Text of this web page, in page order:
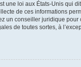
une loi aux États-Unis qui
de ces informations
un conseiller juridique
de toutes sortes, à